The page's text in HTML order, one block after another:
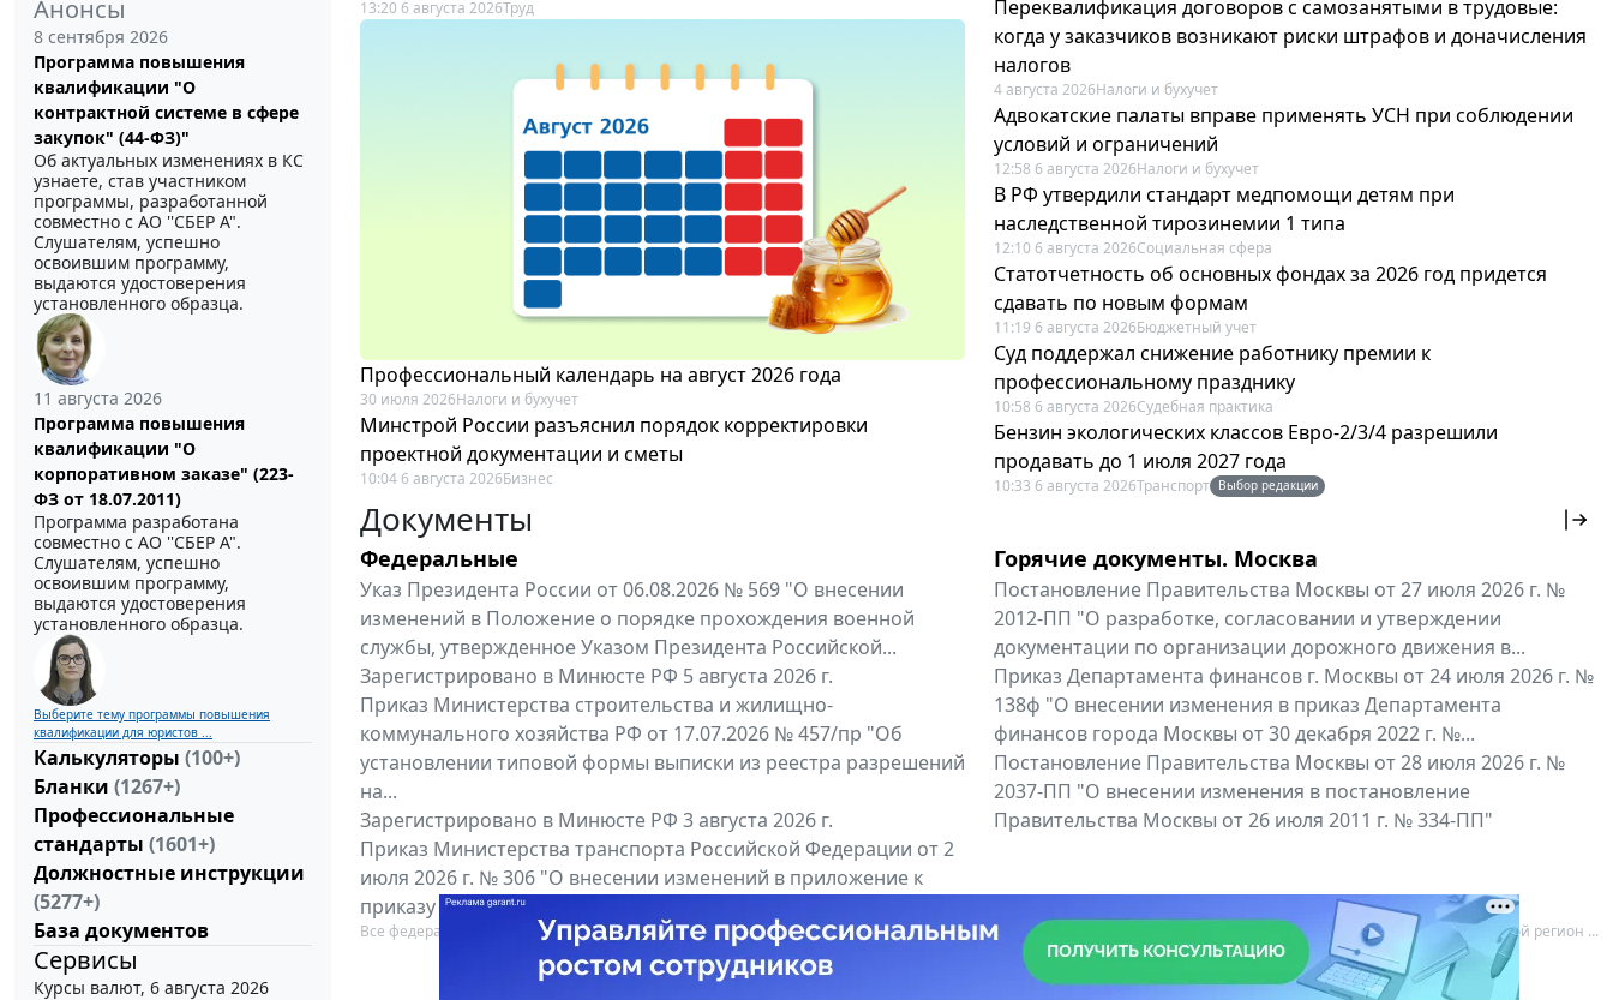
Анонсы
8 сентября 2026
Программа повышения
квалификации "О
контрактной системе в сфере
закупок" (44-ФЗ)"
Об актуальных изменениях в КС
узнаете, став участником
программы, разработанной
совместно с АО ''СБЕР А".
Слушателям, успешно
освоившим программу,
выдаются удостоверения
установленного образца.
11 августа 2026
Программа повышения
квалификации "О
корпоративном заказе" (223-
ФЗ от 18.07.2011)
Программа разработана
совместно с АО ''СБЕР А".
Слушателям, успешно
освоившим программу,
выдаются удостоверения
установленного образца.
Выберите тему программы повышения
квалификации для юристов ...
Калькуляторы (100+)
Бланки (1267+)
Профессиональные
стандарты (1601+)
Должностные инструкции
(5277+)
База документов
Сервисы
Курсы валют, 6 августа 2026
13:20 6 августа 2026Труд
Профессиональный календарь на август 2026 года
30 июля 2026Налоги и бухучет
Минстрой России разъяснил порядок корректировки
проектной документации и сметы
10:04 6 августа 2026Бизнес
Переквалификация договоров с самозанятыми в трудовые:
когда у заказчиков возникают риски штрафов и доначисления
налогов
4 августа 2026Налоги и бухучет
Адвокатские палаты вправе применять УСН при соблюдении
условий и ограничений
12:58 6 августа 2026Налоги и бухучет
В РФ утвердили стандарт медпомощи детям при
наследственной тирозинемии 1 типа
12:10 6 августа 2026Социальная сфера
Статотчетность об основных фондах за 2026 год придется
сдавать по новым формам
11:19 6 августа 2026Бюджетный учет
Суд поддержал снижение работнику премии к
профессиональному празднику
10:58 6 августа 2026Судебная практика
Бензин экологических классов Евро-2/3/4 разрешили
продавать до 1 июля 2027 года
10:33 6 августа 2026Транспорт Выбор редакции
Документы
Федеральные
Указ Президента России от 06.08.2026 № 569 "О внесении
изменений в Положение о порядке прохождения военной
службы, утвержденное Указом Президента Российской...
Зарегистрировано в Минюсте РФ 5 августа 2026 г.
Приказ Министерства строительства и жилищно-
коммунального хозяйства РФ от 17.07.2026 № 457/пр "Об
установлении типовой формы выписки из реестра разрешений
на...
Зарегистрировано в Минюсте РФ 3 августа 2026 г.
Приказ Министерства транспорта Российской Федерации от 2
июля 2026 г. № 306 "О внесении изменений в приложение к
приказу Министерства транспорта Российской...
Все федеральные документы
Горячие документы. Москва
Постановление Правительства Москвы от 27 июля 2026 г. №
2012-ПП "О разработке, согласовании и утверждении
документации по организации дорожного движения в...
Приказ Департамента финансов г. Москвы от 24 июля 2026 г. №
138ф "О внесении изменения в приказ Департамента
финансов города Москвы от 30 декабря 2022 г. №...
Постановление Правительства Москвы от 28 июля 2026 г. №
2037-ПП "О внесении изменения в постановление
Правительства Москвы от 26 июля 2011 г. № 334-ПП"
Все региональные документы Мой регион ...